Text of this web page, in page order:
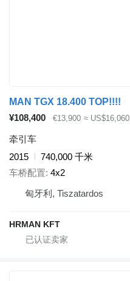
MAN TGX 18.400 TOP!!!!
¥108,400
€13,900 ≈ US$16,060
牵引车
2015
740,000 千米
车桥配置 4x2
匈牙利, Tiszatardos
HRMAN KFT